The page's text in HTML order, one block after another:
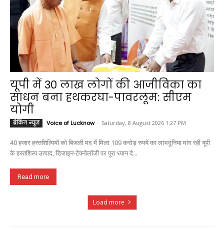
यूपी में 30 लाख लोगों की आजीविका का
साधन बना हथकरघा-पावरलूम: सीएम
योगी
ब्रेकिंग न्यूज़ Voice of Lucknow - Saturday, 8 August 2026 1:27 PM
40 हजार हस्तशिल्पियों को बिजली मद में मिला 109 करोड़ रुपये का लाभदुनिया मांग रही यूपी
के हस्तशिल्प उत्पाद, डिजाइन-टेक्नोलॉजी पर पूरा ध्यान दे...
Read more
Load more